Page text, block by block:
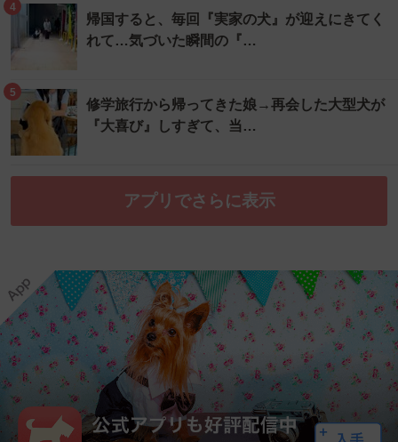
4
帰国すると、毎回『実家の犬』が迎えにきてく
れて…気づいた瞬間の『…
5
修学旅行から帰ってきた娘→再会した大型犬が
『大喜び』しすぎて、当…
アプリでさらに表示